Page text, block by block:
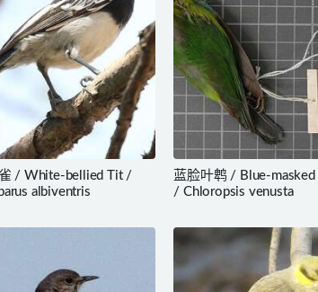
/ White-bellied Tit /
albiventris
蓝脸叶鹎 / Blue-masked
/ Chloropsis venusta